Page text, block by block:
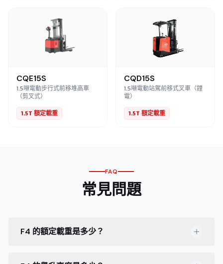
CQE15S
1.5噸電動步行式前移堆高車
（剪叉式）
1.5T 額定載重
CQD15S
1.5噸電動站駕前移式叉車（鋰
電）
1.5T 額定載重
FAQ
常見問題
F4 的額定載重是多少？